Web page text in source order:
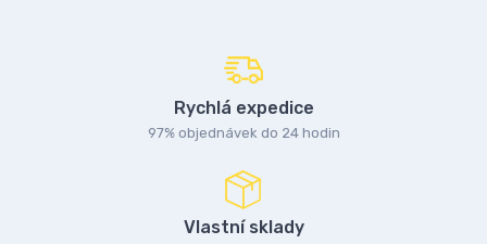
Rychlá expedice
97% objednávek do 24 hodin
Vlastní sklady